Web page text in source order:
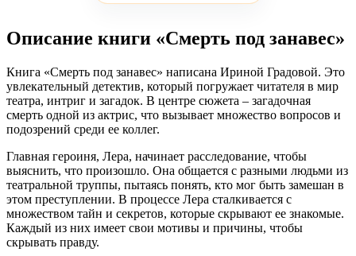
Описание книги «Смерть под занавес»
Книга «Смерть под занавес» написана Ириной Градовой. Это
увлекательный детектив, который погружает читателя в мир
театра, интриг и загадок. В центре сюжета – загадочная
смерть одной из актрис, что вызывает множество вопросов и
подозрений среди ее коллег.
Главная героиня, Лера, начинает расследование, чтобы
выяснить, что произошло. Она общается с разными людьми из
театральной труппы, пытаясь понять, кто мог быть замешан в
этом преступлении. В процессе Лера сталкивается с
множеством тайн и секретов, которые скрывают ее знакомые.
Каждый из них имеет свои мотивы и причины, чтобы
скрывать правду.